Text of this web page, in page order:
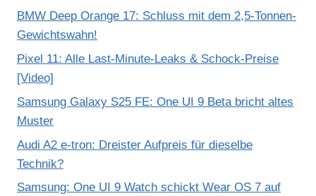
BMW Deep Orange 17: Schluss mit dem 2,5-Tonnen-
Gewichtswahn!
Pixel 11: Alle Last-Minute-Leaks & Schock-Preise
[Video]
Samsung Galaxy S25 FE: One UI 9 Beta bricht altes
Muster
Audi A2 e-tron: Dreister Aufpreis für dieselbe
Technik?
Samsung: One UI 9 Watch schickt Wear OS 7 auf